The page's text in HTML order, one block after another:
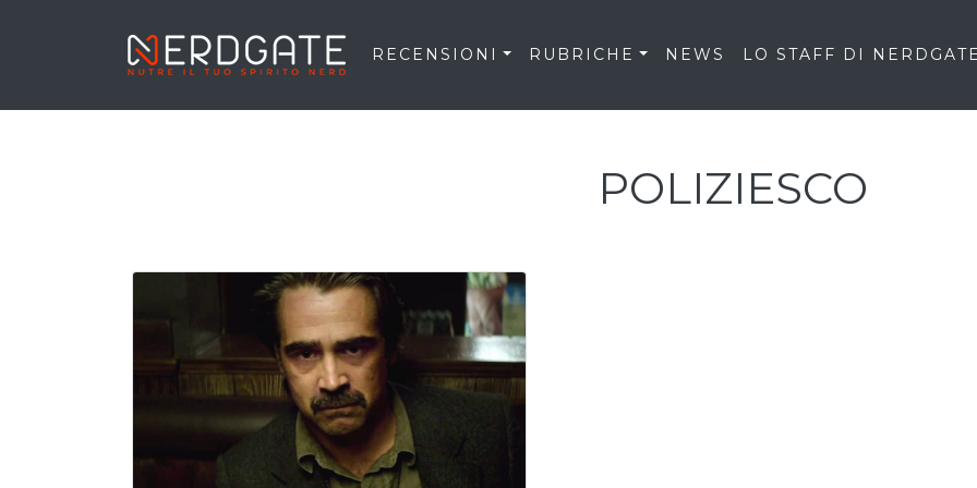
RECENSIONI RUBRICHE NEWS LO STAFF DI
POLIZIESCO